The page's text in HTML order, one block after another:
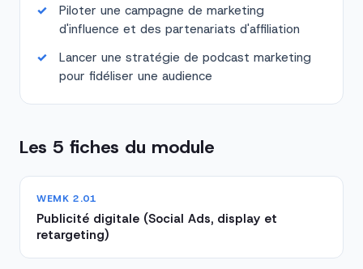
Piloter une campagne de marketing
d'influence et des partenariats d'affiliation
Lancer une stratégie de podcast marketing
pour fidéliser une audience
Les 5 fiches du module
WEMK 2.01
Publicité digitale (Social Ads, display et
retargeting)